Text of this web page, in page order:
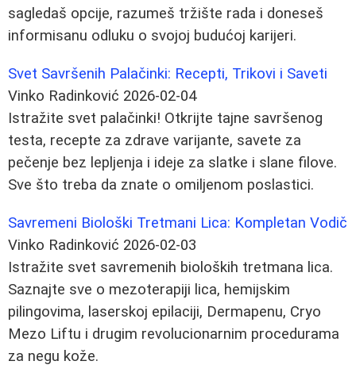
sagledaš opcije, razumeš tržište rada i doneseš
informisanu odluku o svojoj budućoj karijeri.
Svet Savršenih Palačinki: Recepti, Trikovi i Saveti
Vinko Radinković 2026-02-04
Istražite svet palačinki! Otkrijte tajne savršenog
testa, recepte za zdrave varijante, savete za
pečenje bez lepljenja i ideje za slatke i slane filove.
Sve što treba da znate o omiljenom poslastici.
Savremeni Biološki Tretmani Lica: Kompletan Vodič
Vinko Radinković 2026-02-03
Istražite svet savremenih bioloških tretmana lica.
Saznajte sve o mezoterapiji lica, hemijskim
pilingovima, laserskoj epilaciji, Dermapenu, Cryo
Mezo Liftu i drugim revolucionarnim procedurama
za negu kože.